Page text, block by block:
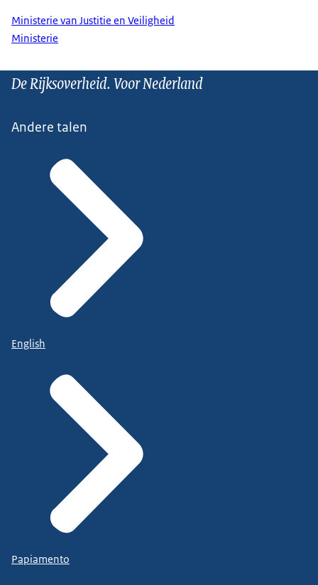
Ministerie van Justitie en Veiligheid
Ministerie
De Rijksoverheid. Voor Nederland
Andere talen
English
Papiamento